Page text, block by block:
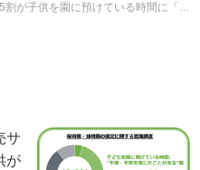
が子供を園に預けている時間に「不
サ
が